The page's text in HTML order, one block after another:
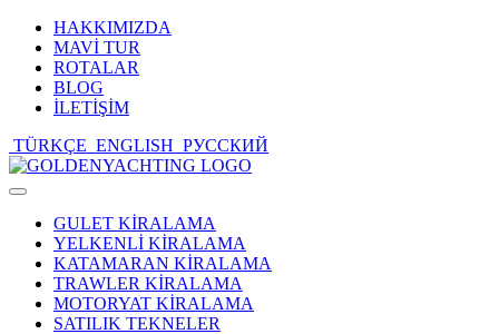
HAKKIMIZDA
MAVİ TUR
ROTALAR
BLOG
İLETİŞİM
TÜRKÇE ENGLISH РУССКИЙ
Toggle
navigationGULET KİRALAMA
YELKENLİ KİRALAMA
KATAMARAN KİRALAMA
TRAWLER KİRALAMA
MOTORYAT KİRALAMA
SATILIK TEKNELER